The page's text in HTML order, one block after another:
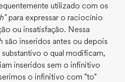
utilizado com os
para expressar o raciocínio
ou insatisfação. Nessa
são inseridos antes ou depois
o qual modificam,
inseridos sem o infinitivo
o infinitivo com "to"